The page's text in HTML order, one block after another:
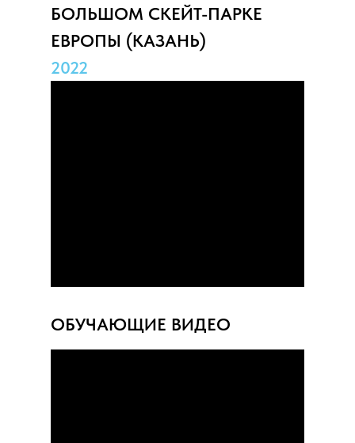
БОЛЬШОМ СКЕЙТ-ПАРКЕ
ЕВРОПЫ (КАЗАНЬ)
2022
ОБУЧАЮЩИЕ ВИДЕО